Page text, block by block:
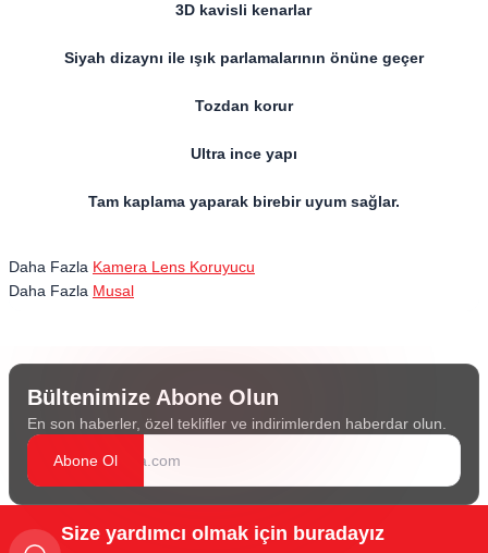
3D kavisli kenarlar
Siyah dizaynı ile ışık parlamalarının önüne geçer
Tozdan korur
Ultra ince yapı
Tam kaplama yaparak birebir uyum sağlar.
Daha Fazla Kamera Lens Koruyucu
Daha Fazla Musal
Bültenimize Abone Olun
En son haberler, özel teklifler ve indirimlerden haberdar olun.
Abone Ol
Size yardımcı olmak için buradayız